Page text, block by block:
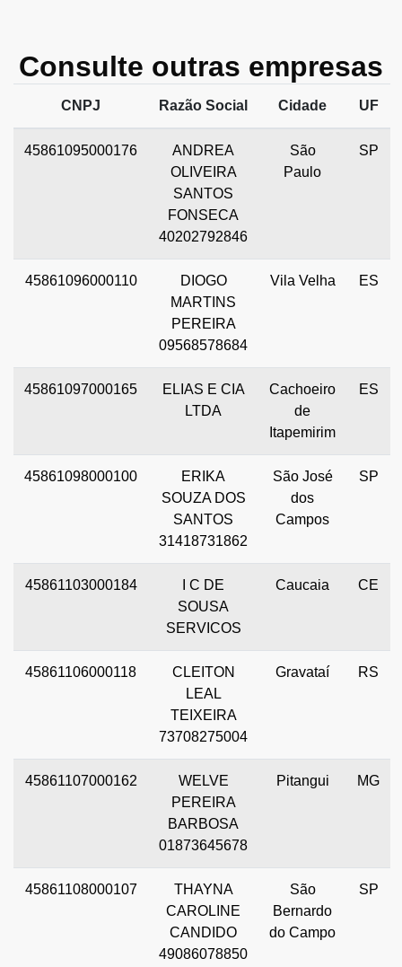
Consulte outras empresas
CNPJ Razão Social Cidade UF
45861095000176
ANDREA
OLIVEIRA
SANTOS
FONSECA
40202792846
São
Paulo
SP
45861096000110
DIOGO
MARTINS
PEREIRA
09568578684
Vila Velha ES
45861097000165
ELIAS E CIA
LTDA
Cachoeiro
de
Itapemirim
ES
45861098000100
ERIKA
SOUZA DOS
SANTOS
31418731862
São José
dos
Campos
SP
45861103000184
I C DE
SOUSA
SERVICOS
Caucaia CE
45861106000118
CLEITON
LEAL
TEIXEIRA
73708275004
Gravataí RS
45861107000162
WELVE
PEREIRA
BARBOSA
01873645678
Pitangui MG
45861108000107
THAYNA
CAROLINE
CANDIDO
49086078850
São
Bernardo
do Campo
SP